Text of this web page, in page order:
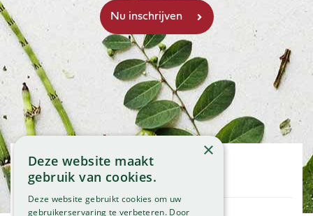
Openingstijden
Maandag
Dinsdag
×
Deze website maakt
gebruik van cookies.
Deze website gebruikt cookies om uw
gebruikerservaring te verbeteren. Door